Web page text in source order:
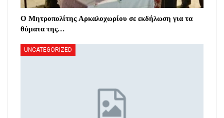
Ο Μητροπολίτης Αρκαλοχωρίου σε εκδήλωση για τα
θύματα της…
UNCATEGORIZED